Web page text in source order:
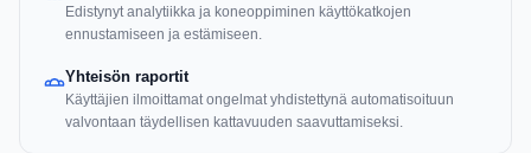
Edistynyt analytiikka ja koneoppiminen käyttökatkojen
ennustamiseen ja estämiseen.
Yhteisön raportit
Käyttäjien ilmoittamat ongelmat yhdistettynä automatisoituun
valvontaan täydellisen kattavuuden saavuttamiseksi.